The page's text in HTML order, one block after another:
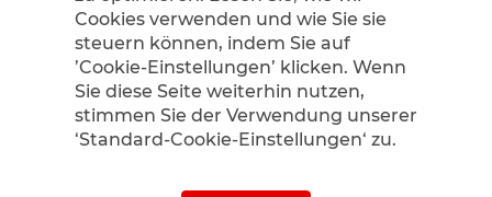
Radius
Cookies verwenden und wie Sie sie
steuern können, indem Sie auf
’Cookie-Einstellungen’ klicken. Wenn
Sie diese Seite weiterhin nutzen,
stimmen Sie der Verwendung unserer
‘Standard-Cookie-Einstellungen‘ zu.